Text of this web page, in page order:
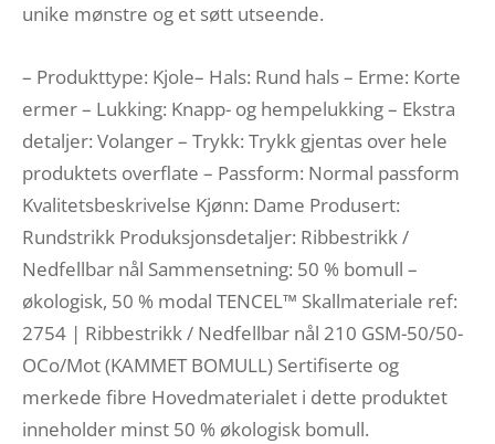
unike mønstre og et søtt utseende.
– Produkttype: Kjole– Hals: Rund hals – Erme: Korte
ermer – Lukking: Knapp- og hempelukking – Ekstra
detaljer: Volanger – Trykk: Trykk gjentas over hele
produktets overflate – Passform: Normal passform
Kvalitetsbeskrivelse Kjønn: Dame Produsert:
Rundstrikk Produksjonsdetaljer: Ribbestrikk /
Nedfellbar nål Sammensetning: 50 % bomull –
økologisk, 50 % modal TENCEL™ Skallmateriale ref:
2754 | Ribbestrikk / Nedfellbar nål 210 GSM-50/50-
OCo/Mot (KAMMET BOMULL) Sertifiserte og
merkede fibre Hovedmaterialet i dette produktet
inneholder minst 50 % økologisk bomull.